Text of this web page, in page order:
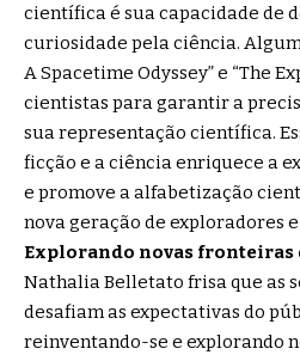
científica é sua capacidade de
curiosidade pela ciência.
A Spacetime Odyssey” e “The
cientistas para garantir a
sua representação científica.
ficção e a ciência enriquece a
e promove a alfabetização
nova geração de exploradores
Explorando novas fronteiras
Nathalia Belletato frisa que as
desafiam as expectativas do
reinventando-se e explorando